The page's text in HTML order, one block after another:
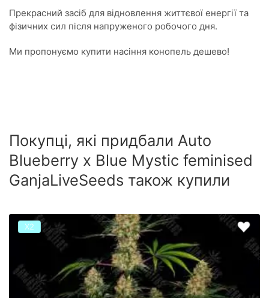
Прекрасний засіб для відновлення життєвої енергії та
фізичних сил після напруженого робочого дня.
Ми пропонуємо купити насіння конопель дешево!
Покупці, які придбали Auto
Blueberry x Blue Mystic feminised
GanjaLiveSeeds також купили
Х2